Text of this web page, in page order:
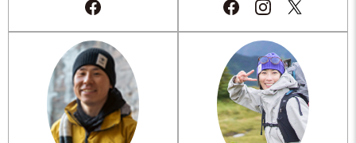
な生き方をモットーに活動をし
して森の音(もりのね)の案内人
として活動しながら、南アルプ
スの山小屋（仙丈ヶ岳・馬の背
ヒュッテ）に入り山仕事にも従
【NPO法人「飛騨小坂200滝」
しむライフスタイルも続けてい
を経て、2021年から小屋の支
配人を務める。『黒部源流山小
屋暮らし』『蝸牛登山画帖』『黒
部源流山小屋料理人』（以上、
山と溪谷社）